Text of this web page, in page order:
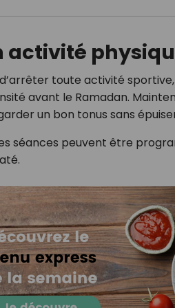
activité
toute activité
avant le Ramadan.
un bon tonus sans
séances peuvent être